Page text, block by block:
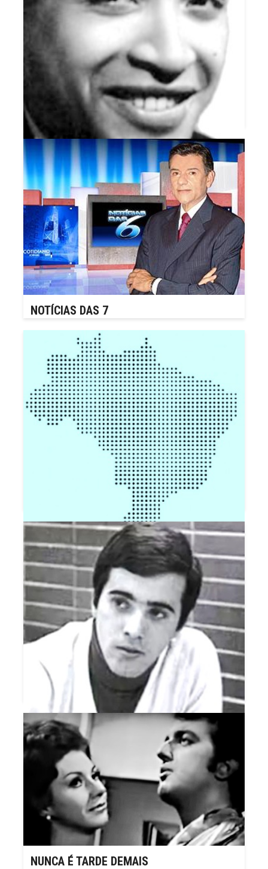
NOTICIÁRIO SOBRE OS ARTISTAS
NOTÍCIAS DAS 7
NOTÍCIAS DO BRASIL
NOVOS EM FOCO
NUNCA É TARDE DEMAIS